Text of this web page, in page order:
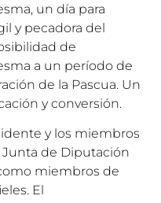
un día para
y pecadora del
de
a un período de
de la Pascua. Un
y conversión.
y los miembros
Junta de Diputación
miembros de
El